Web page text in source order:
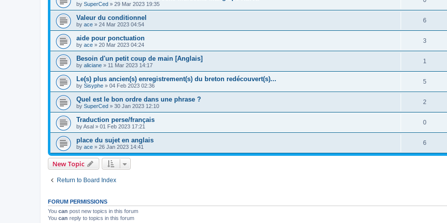
by SuperCed » 29 Mar 2023 19:35
Valeur du conditionnel
by ace » 24 Mar 2023 04:54
6
aide pour ponctuation
by ace » 20 Mar 2023 04:24
3
Besoin d'un petit coup de main [Anglais]
by aliciane » 11 Mar 2023 14:17
1
Le(s) plus ancien(s) enregistrement(s) du breton redécouvert(s)...
by Sisyphe » 04 Feb 2023 02:36
5
Quel est le bon ordre dans une phrase ?
by SuperCed » 30 Jan 2023 12:10
2
Traduction perse/français
byAsal » 01 Feb 2023 17:21
0
place du sujet en anglais
by ace » 26 Jan 2023 14:41
6
New Topic
Return to Board Index
FORUM PERMISSIONS
You can post new topics in this forum
You can reply to topics in this forum